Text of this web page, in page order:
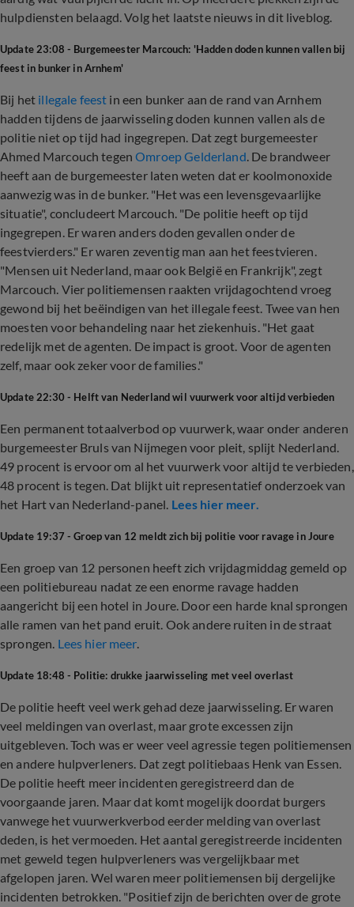
hulpdiensten belaagd. Volg het laatste nieuws in dit liveblog.
Update 23:08 - Burgemeester Marcouch: 'Hadden doden kunnen vallen bij
feest in bunker in Arnhem'
Bij het illegale feest in een bunker aan de rand van Arnhem
hadden tijdens de jaarwisseling doden kunnen vallen als de
politie niet op tijd had ingegrepen. Dat zegt burgemeester
Ahmed Marcouch tegenOmroep Gelderland. De brandweer
heeft aan de burgemeester laten weten dat er koolmonoxide
aanwezig was in de bunker. "Het was een levensgevaarlijke
situatie", concludeert Marcouch. "De politie heeft op tijd
ingegrepen. Er waren anders doden gevallen onder de
feestvierders." Er waren zeventig man aan het feestvieren.
"Mensen uit Nederland, maar ook België en Frankrijk", zegt
Marcouch. Vier politiemensen raakten vrijdagochtend vroeg
gewond bij het beëindigen van het illegale feest. Twee van hen
moesten voor behandeling naar het ziekenhuis. "Het gaat
redelijk met de agenten. De impact is groot. Voor de agenten
zelf, maar ook zeker voor de families."
Update 22:30 - Helft van Nederland wil vuurwerk voor altijd verbieden
Een permanent totaalverbod op vuurwerk, waar onder anderen
burgemeester Bruls van Nijmegen voor pleit, splijt Nederland.
49 procent is ervoor om al het vuurwerk voor altijd te verbieden,
48 procent is tegen. Dat blijkt uit representatief onderzoek van
het Hart van Nederland-panel. Lees hier meer.
Update 19:37 - Groep van 12 meldt zich bij politie voor ravage in Joure
Een groep van 12 personen heeft zich vrijdagmiddag gemeld op
een politiebureau nadat ze een enorme ravage hadden
aangericht bij een hotel in Joure. Door een harde knal sprongen
alle ramen van het pand eruit. Ook andere ruiten in de straat
sprongen. Lees hier meer.
Update 18:48 - Politie: drukke jaarwisseling met veel overlast
De politie heeft veel werk gehad deze jaarwisseling. Er waren
veel meldingen van overlast, maar grote excessen zijn
uitgebleven. Toch was er weer veel agressie tegen politiemensen
en andere hulpverleners. Dat zegt politiebaas Henk van Essen.
De politie heeft meer incidenten geregistreerd dan de
voorgaande jaren. Maar dat komt mogelijk doordat burgers
vanwege het vuurwerkverbod eerder melding van overlast
deden, is het vermoeden. Het aantal geregistreerde incidenten
met geweld tegen hulpverleners was vergelijkbaar met
afgelopen jaren. Wel waren meer politiemensen bij dergelijke
incidenten betrokken. "Positief zijn de berichten over de grote